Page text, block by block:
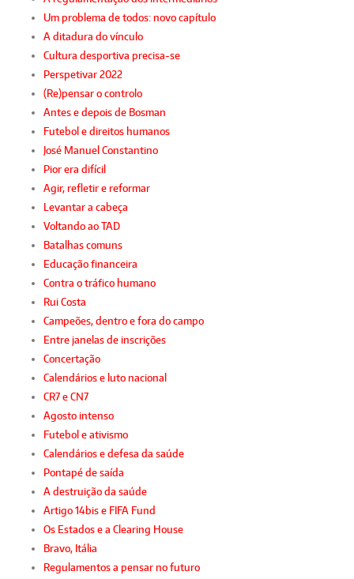
Um problema de todos: novo capítulo
A ditadura do vínculo
Cultura desportiva precisa-se
Perspetivar 2022
(Re)pensar o controlo
Antes e depois de Bosman
Futebol e direitos humanos
José Manuel Constantino
Pior era difícil
Agir, refletir e reformar
Levantar a cabeça
Voltando ao TAD
Batalhas comuns
Educação financeira
Contra o tráfico humano
Rui Costa
Campeões, dentro e fora do campo
Entre janelas de inscrições
Concertação
Calendários e luto nacional
CR7 e CN7
Agosto intenso
Futebol e ativismo
Calendários e defesa da saúde
Pontapé de saída
A destruição da saúde
Artigo 14bis e FIFA Fund
Os Estados e a Clearing House
Bravo, Itália
Regulamentos a pensar no futuro